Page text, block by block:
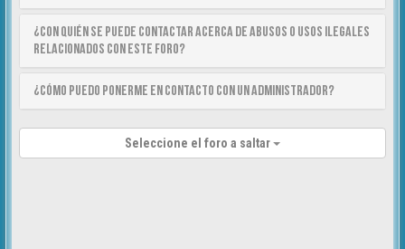
¿Con quién se puede contactar acerca de abusos o usos ilegales
relacionados con este foro?
¿Cómo puedo ponerme en contacto con un Administrador?
Seleccione el foro a saltar